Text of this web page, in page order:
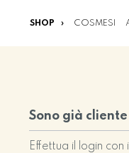
SHOP COSMESI
Cosmesi
Chi siamo
Il Parco
dei Colli
Contattaci
Sono già cliente
Effettua il login